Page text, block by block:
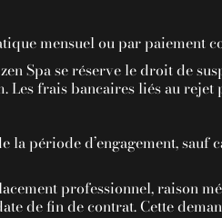
mensuel ou par paiement
Spa se réserve le droit de
Les frais bancaires liés au
la période d’engagement,
professionnel, raison
de fin de contrat. Cette